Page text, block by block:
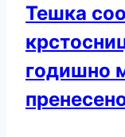
Тешка
годишно